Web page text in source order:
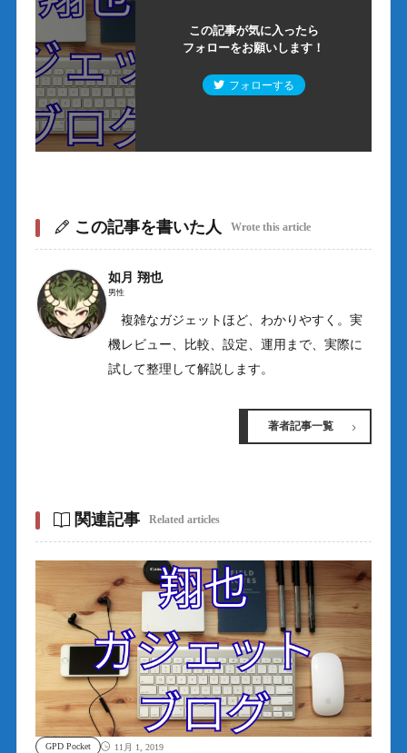
この記事が気に入ったら
フォローをお願いします！
フォローする
この記事を書いた人 Wrote this article
如月 翔也
男性
複雑なガジェットほど、わかりやすく。実
機レビュー、比較、設定、運用まで、実際に
試して整理して解説します。
著者記事一覧
関連記事 Related articles
GPD Pocket 11月 1, 2019